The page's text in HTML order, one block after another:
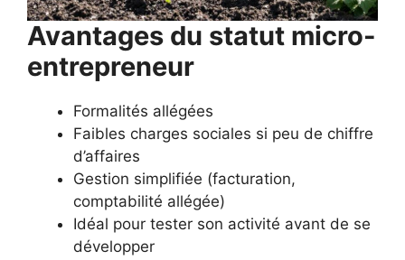
Avantages du statut micro-
entrepreneur
Formalités allégées
Faibles charges sociales si peu de chiffre
d’affaires
Gestion simplifiée (facturation,
comptabilité allégée)
Idéal pour tester son activité avant de se
développer